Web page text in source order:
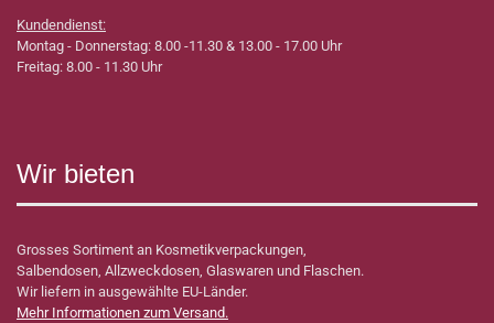
Kundendienst:
Montag - Donnerstag: 8.00 -11.30 & 13.00 - 17.00 Uhr
Freitag: 8.00 - 11.30 Uhr
Wir bieten
Grosses Sortiment an Kosmetikverpackungen,
Salbendosen, Allzweckdosen, Glaswaren und Flaschen.
Wir liefern in ausgewählte EU-Länder.
Mehr Informationen zum Versand.